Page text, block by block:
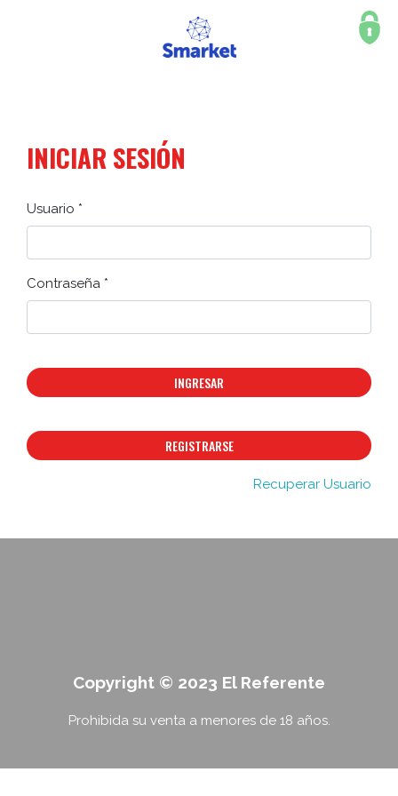
INICIAR SESIÓN
Usuario *
Contraseña *
INGRESAR
REGISTRARSE
Recuperar Usuario
Copyright © 2023 El Referente
Prohibida su venta a menores de 18 años.